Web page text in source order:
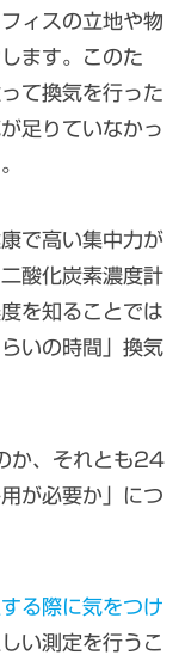
ィスの立地や物
ます。このた
て換気を行った
足りていなかっ
で高い集中力が
酸化炭素濃度計
を知ることでは
いの時間」換気
か、それとも24
が必要か」につ
る際に気をつけ
い測定を行うこ